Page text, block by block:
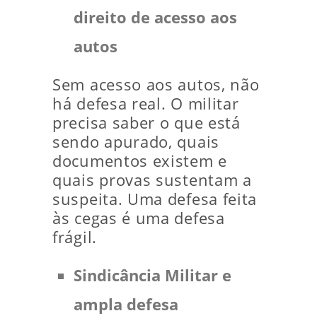
direito de acesso aos
autos
Sem acesso aos autos, não
há defesa real. O militar
precisa saber o que está
sendo apurado, quais
documentos existem e
quais provas sustentam a
suspeita. Uma defesa feita
às cegas é uma defesa
frágil.
Sindicância Militar e
ampla defesa